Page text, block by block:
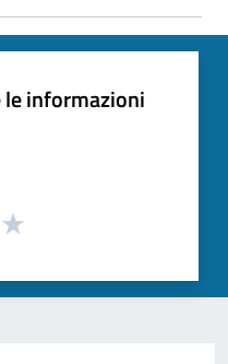
le informazioni